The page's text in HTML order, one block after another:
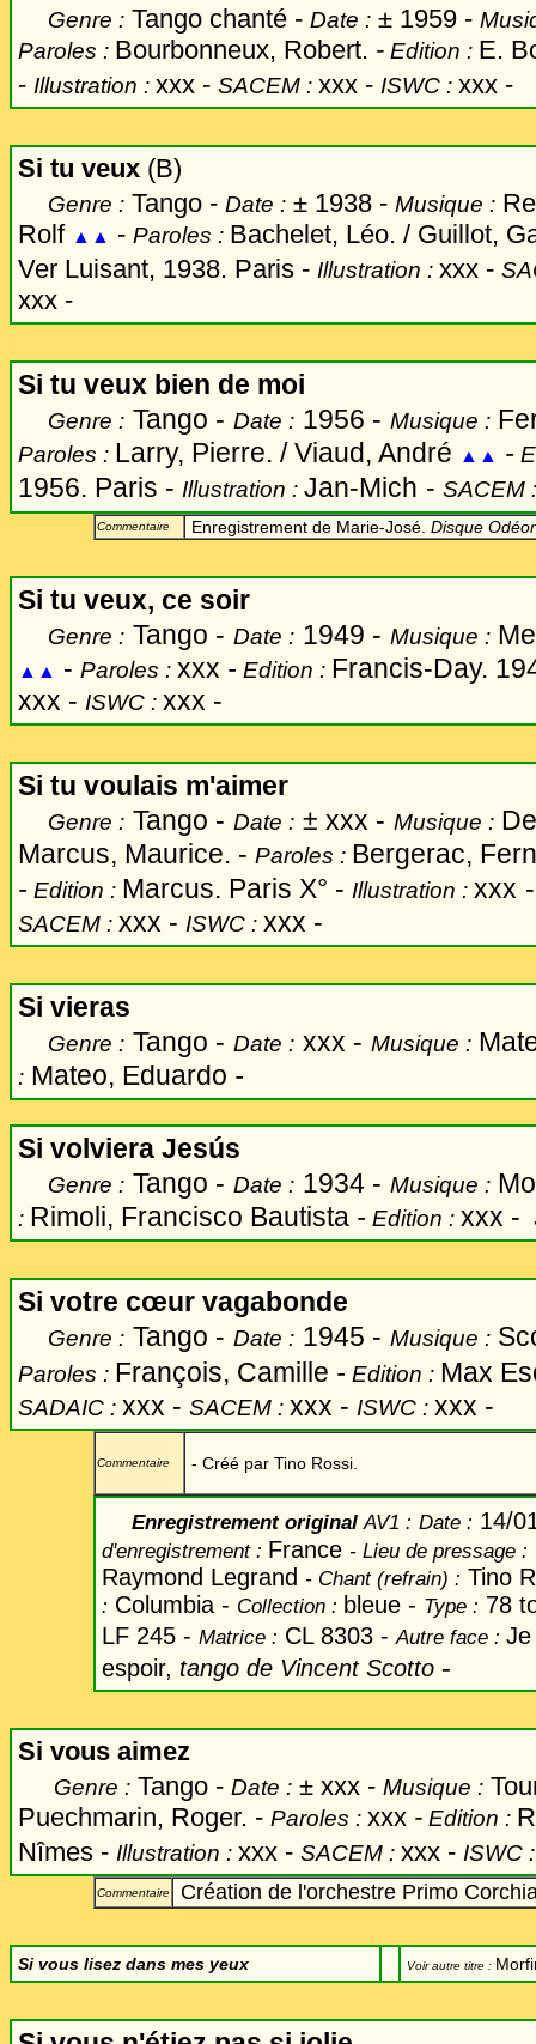
Genre : Tango chanté - Date : ± 1959 -
Paroles : Bourbonneux, Robert. - Edition : E.
- Illustration : xxx - SACEM : xxx - ISWC : xxx -
Si tu veux (B)
Genre : Tango - Date : ± 1938 - Musique :
Rolf ▲▲ - Paroles : Bachelet, Léo. / Guillot,
Ver Luisant, 1938. Paris - Illustration : xxx -
xxx -
Si tu veux bien de moi
Genre : Tango - Date : 1956 - Musique :
Paroles : Larry, Pierre. / Viaud, André ▲▲ -
1956. Paris - Illustration : Jan-Mich - SACEM
Commentaire Enregistrement de Marie-José. Disque
Si tu veux, ce soir
Genre : Tango - Date : 1949 - Musique :
▲▲ - Paroles : xxx - Edition : Francis-Day.
xxx - ISWC : xxx -
Si tu voulais m'aimer
Genre : Tango - Date : ± xxx - Musique :
Marcus, Maurice. - Paroles : Bergerac,
- Edition : Marcus. Paris X° - Illustration : xxx
SACEM : xxx - ISWC : xxx -
Si vieras
Genre : Tango - Date : xxx - Musique :
: Mateo, Eduardo -
Si volviera Jesús
Genre : Tango - Date : 1934 - Musique :
: Rimoli, Francisco Bautista - Edition : xxx -
Si votre cœur vagabonde
Genre : Tango - Date : 1945 - Musique :
Paroles : François, Camille - Edition : Max
SADAIC : xxx - SACEM : xxx - ISWC : xxx -
Commentaire - Créé par Tino Rossi.
Enregistrement originalAV1 : Date : 14/
d'enregistrement : France - Lieu de pressage :
Raymond Legrand - Chant(refrain) : Tino
: Columbia - Collection : bleue - Type : 78
LF 245 - Matrice : CL 8303 - Autre face :
espoir, tango de Vincent Scotto -
Si vous aimez
Genre : Tango - Date : ± xxx - Musique :
Puechmarin, Roger. - Paroles : xxx - Edition :
Nîmes - Illustration : xxx - SACEM : xxx - ISWC
Commentaire Création de l'orchestre Primo
Si vous lisez dans mes yeux Voir autre titre :